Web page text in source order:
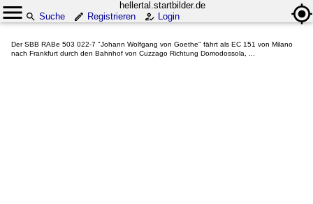
hellertal.startbilder.de
Suche
Registrieren Login
Der SBB RABe 503 022-7 "Johann Wolfgang von Goethe" fährt als EC 151 von Milano
nach Frankfurt durch den Bahnhof von Cuzzago Richtung Domodossola, ...